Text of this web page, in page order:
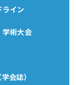
イン
学術大会
会誌）